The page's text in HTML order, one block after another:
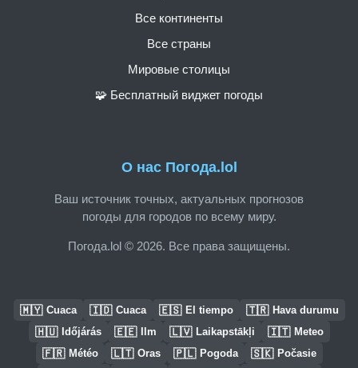
О нас Погода.lol
Ваш источник точных, актуальных прогнозов
погоды для городов по всему миру.
Погода.lol © 2026. Все права защищены.
Все континенты
Все страны
Мировые столицы
🧩 Бесплатный виджет погоды
🇲🇾 Cuaca 🇮🇩 Cuaca 🇪🇸 El tiempo 🇹🇷 Hava durumu
🇭🇺 Időjárás 🇪🇪 Ilm 🇱🇻 Laikapstākļi 🇮🇹 Meteo
🇫🇷 Météo 🇱🇹 Oras 🇵🇱 Pogoda 🇸🇰 Počasie